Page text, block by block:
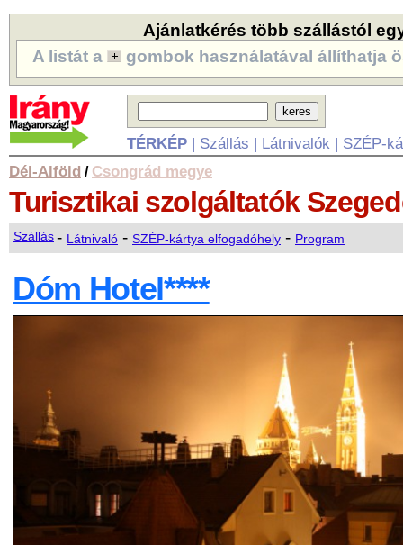
Ajánlatkérés több szállástól
A listát a
gombok használatával állíthatja
TÉRKÉP| Szállás | Látnivalók | SZÉP-
Dél-Alföld / Csongrád megye
Turisztikai szolgáltatók
Szállás- Látnivaló - SZÉP-kártya elfogadóhely - Program
Dóm Hotel****